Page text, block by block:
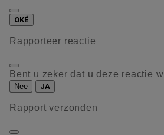
OKÉ
Rapporteer reactie
Bent u zeker dat u deze reactie
Nee JA
Rapport verzonden